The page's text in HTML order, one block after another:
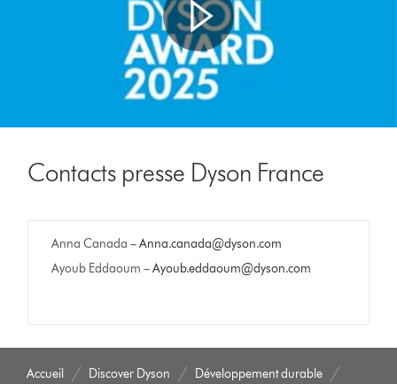
Contacts presse Dyson France
Anna Canada –Anna.canada@dyson.com
Ayoub Eddaoum –Ayoub.eddaoum@dyson.com
Accueil Discover Dyson
Développement durable